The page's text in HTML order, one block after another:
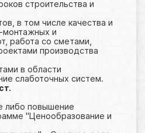
строительства и
в том числе качества и
монтажных и
работа со сметами,
производства
в области
слаботочных систем.
либо повышение
"Ценообразование и